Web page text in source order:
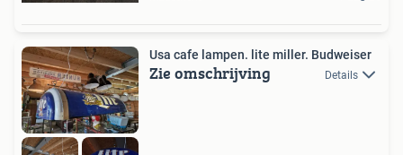
Usa cafe lampen. lite miller. Budweiser
Zie omschrijving Details